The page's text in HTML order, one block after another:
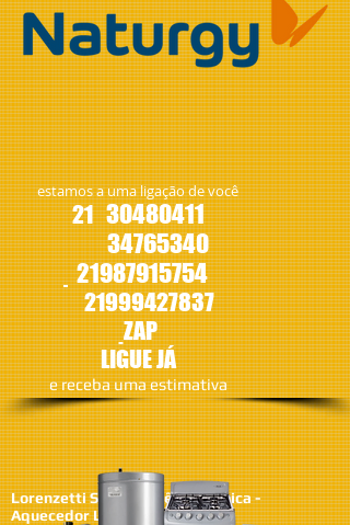
estamos a uma ligação de você
2130480411
34765340
21987915754
21999427837
ZAP
LIGUE JÁ
​e receba uma estimativa
Lorenzetti SA - Assistêcia Técnica -
Aquecedor Lorenzetti